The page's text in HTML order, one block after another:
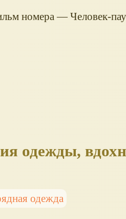
номера — Человек-
одежды,
одежда